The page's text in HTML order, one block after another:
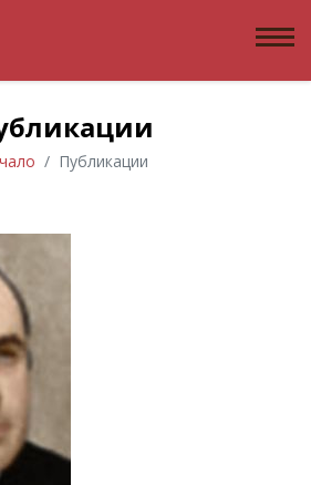
Публикации